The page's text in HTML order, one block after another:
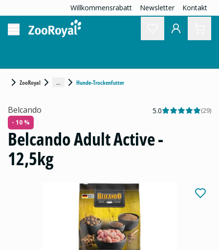
Willkommensrabatt Newsletter Kontakt
ZooRoyal ... Hunde-Trockenfutter
Belcando 5.0 (29)
- 10 %
Belcando Adult Active -
12,5kg